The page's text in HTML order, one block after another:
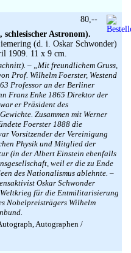
Astronom).
(d. i. Oskar Schwonder)
1909. 11 x 9 cm.
– „Mit freundlichem Gruss,
Prof. Wilhelm Foerster, Westend
Professor an der Berliner
Franz Enke 1865 Direktor der
er Präsident des
Zusammen mit Werner
Foerster 1888 die
Vorsitzender der Vereinigung
Physik und Mitglied der
(in der Albert Einstein ebenfalls
weil er die zu Ende
des Nationalismus ablehnte. –
Oskar Schwonder
für die Entmilitarisierung
Nobelpreisträgers Wilhelm
Autographen /
80,--